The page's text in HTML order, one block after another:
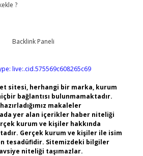
?
live:.cid.575569c608265c69
sitesi, herhangi bir marka, kurum
bağlantısı bulunmamaktadır.
makaleler
yer alan içerikler haber niteliği
kurum ve kişiler hakkında
Gerçek kurum ve kişiler ile isim
tesadüfidir. Sitemizdeki bilgiler
niteliği taşımazlar.